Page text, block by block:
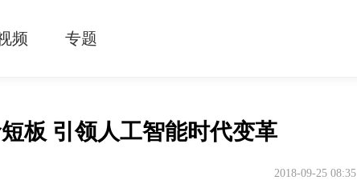
频 专题
板 引领人工智能时代变革
2018-09-25 08:35